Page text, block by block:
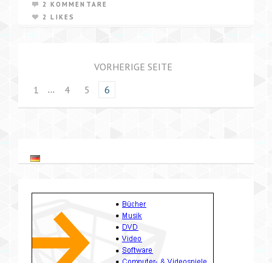
2 KOMMENTARE
2 LIKES
VORHERIGE SEITE
1
… 4 5 6